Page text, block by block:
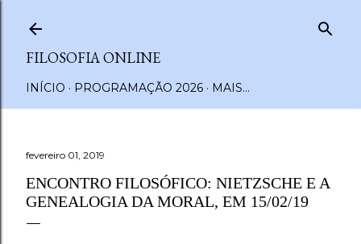
FILOSOFIA ONLINE
INÍCIO PROGRAMAÇÃO 2026 MAIS…
fevereiro 01, 2019
ENCONTRO FILOSÓFICO: NIETZSCHE E A
GENEALOGIA DA MORAL, EM 15/02/19